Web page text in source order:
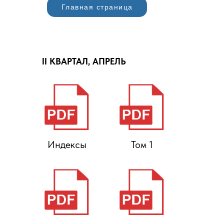
Главная страница
II КВАРТАЛ, АПРЕЛЬ
Том 1
Индексы